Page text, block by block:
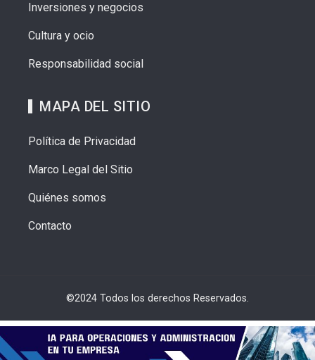
Inversiones y negocios
Cultura y ocio
Responsabilidad social
MAPA DEL SITIO
Política de Privacidad
Marco Legal del Sitio
Quiénes somos
Contacto
©2024 Todos los derechos Reservados.